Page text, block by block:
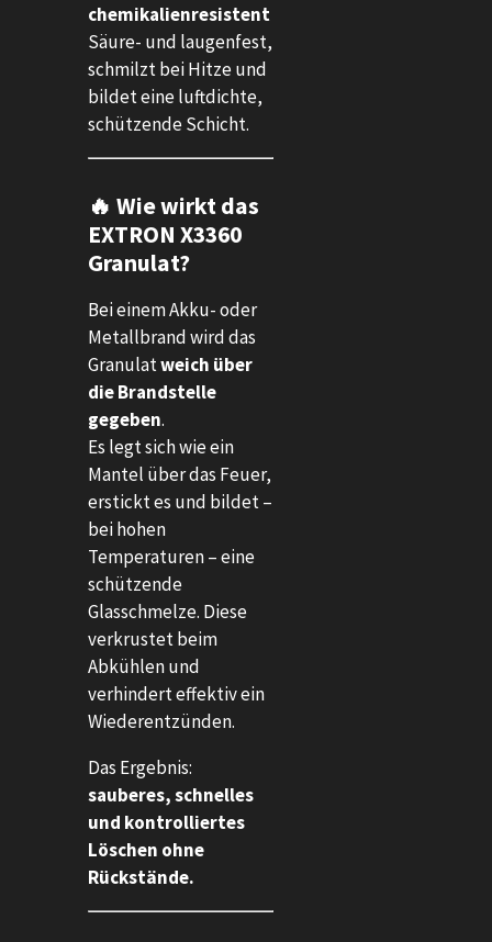
chemikalienresistent
Säure- und laugenfest,
schmilzt bei Hitze und
bildet eine luftdichte,
schützende Schicht.
🔥 Wie wirkt das
EXTRON X3360
Granulat?
Bei einem Akku- oder
Metallbrand wird das
Granulatweich über
die Brandstelle
gegeben.
Es legt sich wie ein
Mantel über das Feuer,
erstickt es und bildet –
bei hohen
Temperaturen – eine
schützende
Glasschmelze. Diese
verkrustet beim
Abkühlen und
verhindert effektiv ein
Wiederentzünden.
Das Ergebnis:
sauberes, schnelles
und kontrolliertes
Löschen ohne
Rückstände.